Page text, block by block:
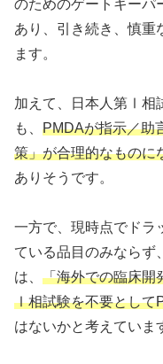
のためのゲートキーパ
あり、引き続き、慎重
ます。
加えて、日本人第Ⅰ相
も、 PMDAが指示／助
策」が合理的なものに
ありそうです。
一方で、現時点でドラ
ている品目のみならず
は、 「海外での臨床開
Ⅰ相試験を不要として
はないかと考えていま